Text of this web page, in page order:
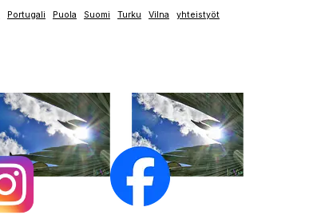
Portugali Puola Suomi Turku Vilna yhteistyöt